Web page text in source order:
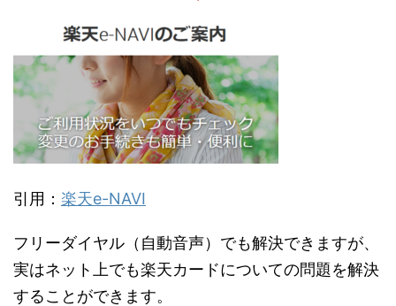
引用： 楽天e-NAVI
フリーダイヤル（自動音声）でも解決できますが、
実はネット上でも楽天カードについての問題を解決
することができます。